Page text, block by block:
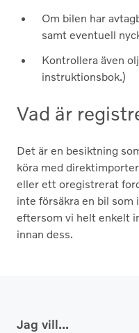
Om bilen har
samt eventuell
Kontrollera även
instruktionsbok.)
Vad är
Det är en besiktning
köra med
eller ett oregistrerat
inte försäkra en bil
eftersom vi helt enkelt
innan dess.
Jag vill...